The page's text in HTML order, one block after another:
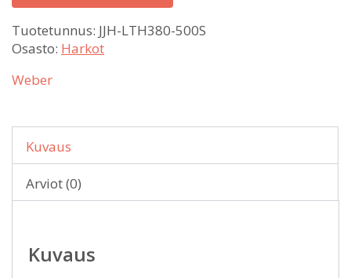
Tuotetunnus: JJH-LTH380-500S
Osasto: Harkot
Weber
Kuvaus
Arviot (0)
Kuvaus